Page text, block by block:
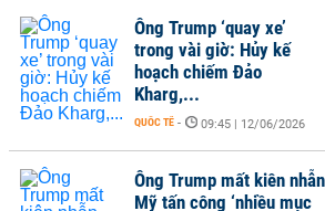
Ông Trump ‘quay xe’
trong vài giờ: Hủy kế
hoạch chiếm Đảo
Kharg,...
QUỐC TẾ - 09:45 | 12/06/2026
Ông Trump mất kiên
Mỹ tấn công ‘nhiều mục